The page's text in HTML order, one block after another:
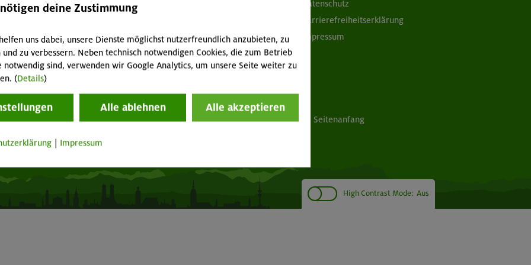
geben!
Mitgliedschaft kündigen
Vertrag widerrufen
Datenschutz
Barrierefreiheitserklärung
Impressum
Seite drucken Seitenanfang
High Contrast Mode: Aus
deine Zustimmung
uns dabei, unsere Dienste möglichst nutzerfreundlich anzubieten, zu
und zu verbessern. Neben technisch notwendigen Cookies, die zum Betrieb
notwendig sind, verwenden wir Google Analytics, um unsere Seite weiter zu
(Details)
Alle ablehnen Alle akzeptieren
Impressum